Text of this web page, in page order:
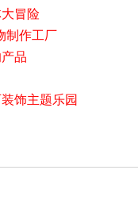
冒险
制作工厂
品
饰主题乐园